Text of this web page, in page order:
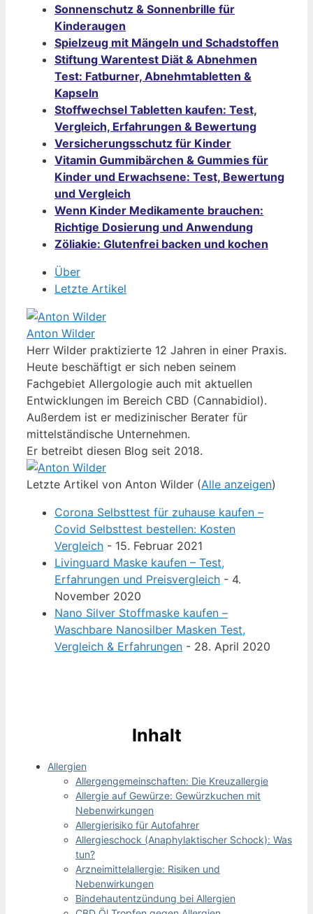
Sonnenschutz & Sonnenbrille für
Kinderaugen
Spielzeug mit Mängeln und Schadstoffen
Stiftung Warentest Diät & Abnehmen
Test: Fatburner, Abnehmtabletten &
Kapseln
Stoffwechsel Tabletten kaufen: Test,
Vergleich, Erfahrungen & Bewertung
Versicherungsschutz für Kinder
Vitamin Gummibärchen & Gummies für
Kinder und Erwachsene: Test, Bewertung
und Vergleich
Wenn Kinder Medikamente brauchen:
Richtige Dosierung und Anwendung
Zöliakie: Glutenfrei backen und kochen
Über
Letzte Artikel
Anton Wilder
Herr Wilder praktizierte 12 Jahren in einer Praxis.
Heute beschäftigt er sich neben seinem
Fachgebiet Allergologie auch mit aktuellen
Entwicklungen im Bereich CBD (Cannabidiol).
Außerdem ist er medizinischer Berater für
mittelständische Unternehmen.
Er betreibt diesen Blog seit 2018.
Letzte Artikel von Anton Wilder (Alle anzeigen)
Corona Selbsttest für zuhause kaufen –
Covid Selbsttest bestellen: Kosten
Vergleich - 15. Februar 2021
Livinguard Maske kaufen – Test,
Erfahrungen und Preisvergleich - 4.
November 2020
Nano Silver Stoffmaske kaufen –
Waschbare Nanosilber Masken Test,
Vergleich & Erfahrungen - 28. April 2020
Inhalt
Allergien
Allergengemeinschaften: Die Kreuzallergie
Allergie auf Gewürze: Gewürzkuchen mit
Nebenwirkungen
Allergierisiko für Autofahrer
Allergieschock (Anaphylaktischer Schock): Was
tun?
Arzneimittelallergie: Risiken und
Nebenwirkungen
Bindehautentzündung bei Allergien